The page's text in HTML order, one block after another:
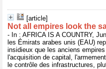
[article]
Not all empires look the
- In : AFRICA IS A COUNTRY,
les Émirats arabes unis (EAU)
insidieux que les anciens
l'acquisition de capital,
le contrôle des infrastructures,